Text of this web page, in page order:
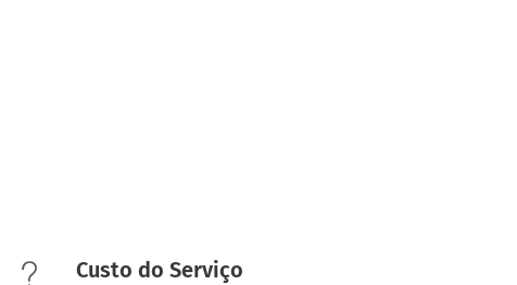
Custo do Serviço